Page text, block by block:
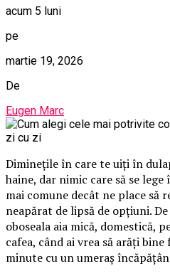
acum 5 luni
pe
martie 19, 2026
De
Eugen Marc
Diminețile în care te uiți în
haine, dar nimic care să se
mai comune decât ne place să
neapărat de lipsă de opțiuni.
oboseala aia mică, domestică,
cafea, când ai vrea să arăți bine
minute cu un umeraș